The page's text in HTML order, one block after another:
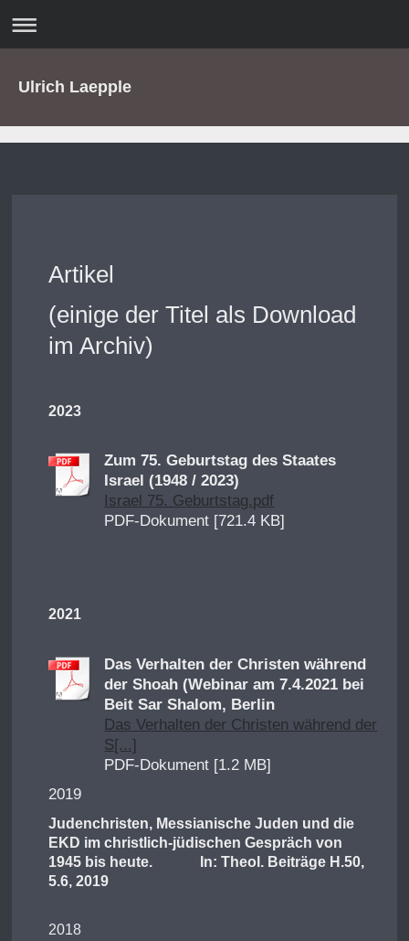
Ulrich Laepple
Artikel
(einige der Titel als Download
im Archiv)
2023
Zum 75. Geburtstag des Staates
Israel (1948 / 2023)
Israel 75. Geburtstag.pdf
PDF-Dokument [721.4 KB]
2021
Das Verhalten der Christen während
der Shoah (Webinar am 7.4.2021 bei
Beit Sar Shalom, Berlin
Das Verhalten der Christen während der
S[...]
PDF-Dokument [1.2 MB]
2019
Judenchristen, Messianische Juden und die
EKD im christlich-jüdischen Gespräch von
1945 bis heute. In: Theol. Beiträge H.50,
5.6, 2019
2018